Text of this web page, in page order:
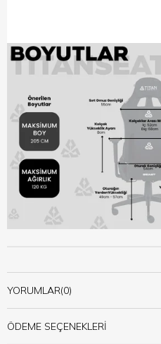
YORUMLAR(0)
ÖDEME SEÇENEKLERI